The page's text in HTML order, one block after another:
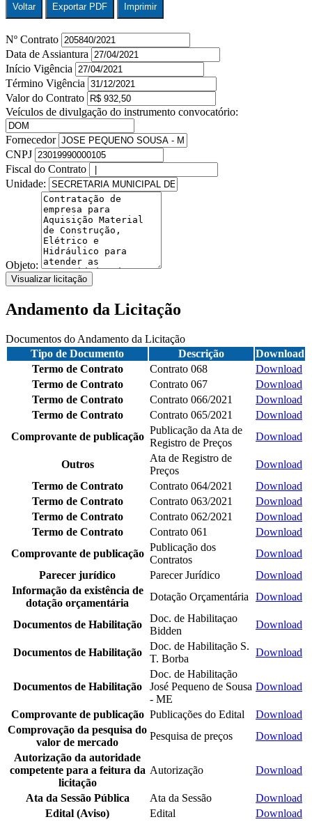
Voltar Exportar PDF Imprimir
Nº Contrato
Data de Assiantura
Início Vigência
Término Vigência
Valor do Contrato
Veículos de divulgação do instrumento convocatório:
Fornecedor
CNPJ
Fiscal do Contrato
Unidade:
Objeto:
Visualizar licitação
Andamento da Licitação
Documentos do Andamento da Licitação
Tipo de Documento
Descrição
Download
Termo de Contrato
Contrato 068
Download
Termo de Contrato
Contrato 067
Download
Termo de Contrato
Contrato 066/2021
Download
Termo de Contrato
Contrato 065/2021
Download
Comprovante de publicação
Publicação da Ata de
Registro de Preços
Download
Outros
Ata de Registro de
Preços
Download
Termo de Contrato
Contrato 064/2021
Download
Termo de Contrato
Contrato 063/2021
Download
Termo de Contrato
Contrato 062/2021
Download
Termo de Contrato
Contrato 061
Download
Comprovante de publicação
Publicação dos
Contratos
Download
Parecer jurídico
Parecer Jurídico
Download
Informação da existência de
dotação orçamentária
Dotação Orçamentária Download
Documentos de Habilitação
Doc. de Habilitaçao
Bidden
Download
Documentos de Habilitação
Doc. de Habilitação S.
T. Borba
Download
Documentos de Habilitação
Doc. de Habilitação
José Pequeno de Sousa
- ME
Download
Comprovante de publicação Publicações do Edital
Download
Comprovação da pesquisa do
valor de mercado
Pesquisa de preços
Download
Autorização da autoridade
competente para a feitura da
licitação
Autorização Download
Ata da Sessão Pública Ata da Sessão
Download
Edital (Aviso)
Edital Download